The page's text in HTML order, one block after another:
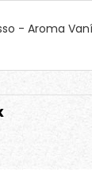
- Aroma